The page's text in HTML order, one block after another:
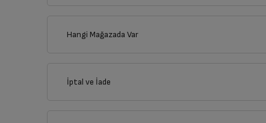
Hangi Mağazada Var
İptal ve İade